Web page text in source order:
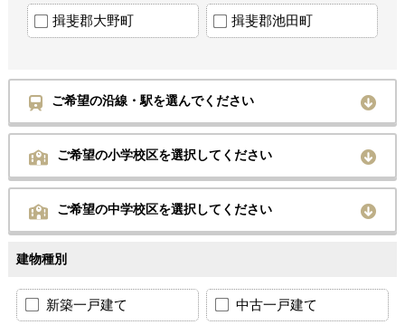
揖斐郡大野町 揖斐郡池田町
ご希望の沿線・駅を選んでください
ご希望の小学校区を選択してください
ご希望の中学校区を選択してください
建物種別
新築一戸建て 中古一戸建て